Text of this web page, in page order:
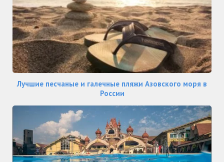
Лучшие песчаные и галечные пляжи Азовского моря в
России